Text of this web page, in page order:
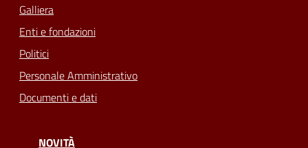
Galliera
Enti e fondazioni
Politici
Personale Amministrativo
Documenti e dati
NOVITÀ